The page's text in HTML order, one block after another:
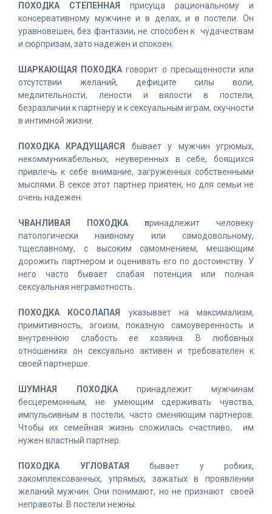
ПОХОДКА СТЕПЕННАЯ присуща рациональному и
консервативному мужчине и в делах, и в постели. Он
уравновешен, без фантазии, не способен к чудачествам
и сюрпризам, зато надежен и спокоен.
ШАРКАЮЩАЯ ПОХОДКА говорит о пресыщенности или
отсутствии желаний, дефиците силы воли,
медлительности, лености и вялости в постели,
безразличии к партнеру и к сексуальным играм, скучности
в интимной жизни.
ПОХОДКА КРАДУЩАЯСЯ
бывает у мужчин угрюмых,
некоммуникабельных, неуверенных в себе, боящихся
привлечь к себе внимание, загруженных собственными
мыслями. В сексе этот партнер приятен, но для семьи не
очень надежен.
ЧВАНЛИВАЯ ПОХОДКА принадлежит человеку
патологически наивному или самодовольному,
тщеславному, с высоким самомнением, мешающим
дорожить партнером и оценивать его по достоинству. У
него часто бывает слабая потенция или полная
сексуальная неграмотность.
ПОХОДКА КОСОЛАПАЯ
указывает на максимализм,
примитивность, эгоизм, показную самоуверенность и
внутреннюю слабость ее хозяина. В любовных
отношениях он сексуально активен и требователен к
своей партнерше.
ШУМНАЯ ПОХОДКАпринадлежит мужчинам
бесцеремонным, не умеющим сдерживать чувства,
импульсивным в постели, часто сменяющим партнеров.
Чтобы их семейная жизнь сложилась счастливо, им
нужен властный партнер.
ПОХОДКА УГЛОВАТАЯ
бывает у робких,
закомплексованных, упрямых, зажатых в проявлении
желаний мужчин. Они понимают, но не признают своей
неправоты. В постели нежны.